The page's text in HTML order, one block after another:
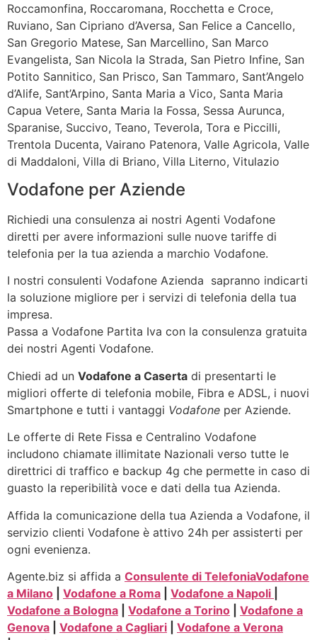
Roccamonfina, Roccaromana, Rocchetta e Croce,
Ruviano, San Cipriano d’Aversa, San Felice a Cancello,
San Gregorio Matese, San Marcellino, San Marco
Evangelista, San Nicola la Strada, San Pietro Infine, San
Potito Sannitico, San Prisco, San Tammaro, Sant’Angelo
d’Alife, Sant’Arpino, Santa Maria a Vico, Santa Maria
Capua Vetere, Santa Maria la Fossa, Sessa Aurunca,
Sparanise, Succivo, Teano, Teverola, Tora e Piccilli,
Trentola Ducenta, Vairano Patenora, Valle Agricola, Valle
di Maddaloni, Villa di Briano, Villa Literno, Vitulazio
Vodafone per Aziende
Richiedi una consulenza ai nostri Agenti Vodafone
diretti per avere informazioni sulle nuove tariffe di
telefonia per la tua azienda a marchio Vodafone.
I nostri consulenti Vodafone Azienda sapranno indicarti
la soluzione migliore per i servizi di telefonia della tua
impresa.
Passa a Vodafone Partita Iva con la consulenza gratuita
dei nostri Agenti Vodafone.
Chiedi ad un Vodafone a Caserta di presentarti le
migliori offerte di telefonia mobile, Fibra e ADSL, i nuovi
Smartphone e tutti i vantaggi Vodafone per Aziende.
Le offerte di Rete Fissa e Centralino Vodafone
includono chiamate illimitate Nazionali verso tutte le
direttrici di traffico e backup 4g che permette in caso di
guasto la reperibilità voce e dati della tua Azienda.
Affida la comunicazione della tua Azienda a Vodafone, il
servizio clienti Vodafone è attivo 24h per assisterti per
ogni evenienza.
Agente.biz si affida a Consulente di TelefoniaVodafone
a Milano
Vodafone a Roma Vodafone a Napoli
Vodafone a Bologna
Vodafone a Torino
Vodafone a
Genova
Vodafone a Cagliari
Vodafone a Verona